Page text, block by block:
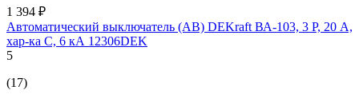
1 394 ₽
Автоматический выключатель (АВ) DEKraft ВА-103, 3 Р, 20 А,
хар-ка C, 6 кА 12306DEK
5
(17)